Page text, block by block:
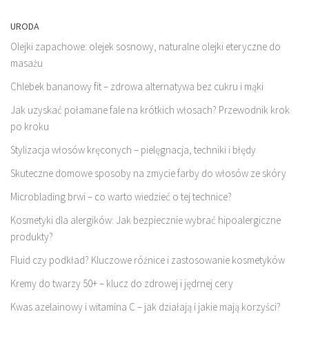
URODA
Olejki zapachowe: olejek sosnowy, naturalne olejki eteryczne do
masażu
Chlebek bananowy fit – zdrowa alternatywa bez cukru i mąki
Jak uzyskać połamane fale na krótkich włosach? Przewodnik krok
po kroku
Stylizacja włosów kręconych – pielęgnacja, techniki i błędy
Skuteczne domowe sposoby na zmycie farby do włosów ze skóry
Microblading brwi – co warto wiedzieć o tej technice?
Kosmetyki dla alergików: Jak bezpiecznie wybrać hipoalergiczne
produkty?
Fluid czy podkład? Kluczowe różnice i zastosowanie kosmetyków
Kremy do twarzy 50+ – klucz do zdrowej i jędrnej cery
Kwas azelainowy i witamina C – jak działają i jakie mają korzyści?